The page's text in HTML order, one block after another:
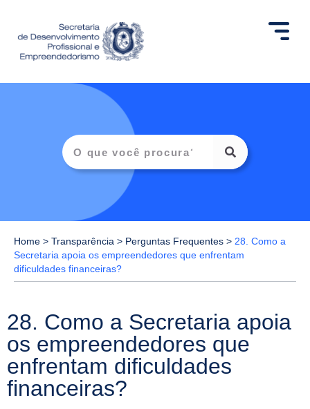
Home > Transparência > Perguntas Frequentes > 28. Como a
Secretaria apoia os empreendedores que enfrentam
dificuldades financeiras?
28. Como a Secretaria apoia
os empreendedores que
enfrentam dificuldades
financeiras?